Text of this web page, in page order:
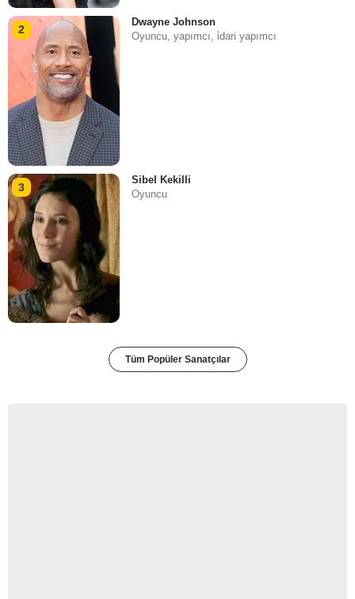
2
Dwayne Johnson
Oyuncu, yapımcı, i̇dari yapımcı
3
Sibel Kekilli
Oyuncu
Tüm Popüler Sanatçılar